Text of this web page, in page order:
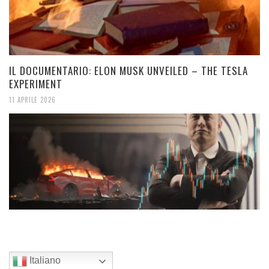
IL DOCUMENTARIO: ELON MUSK UNVEILED – THE TESLA
EXPERIMENT
11 APRILE 2026
Italiano